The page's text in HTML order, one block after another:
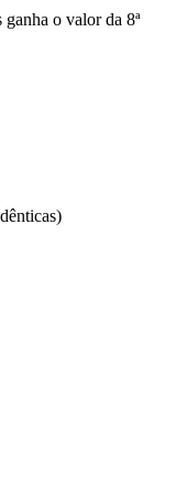
o valor da 8ª